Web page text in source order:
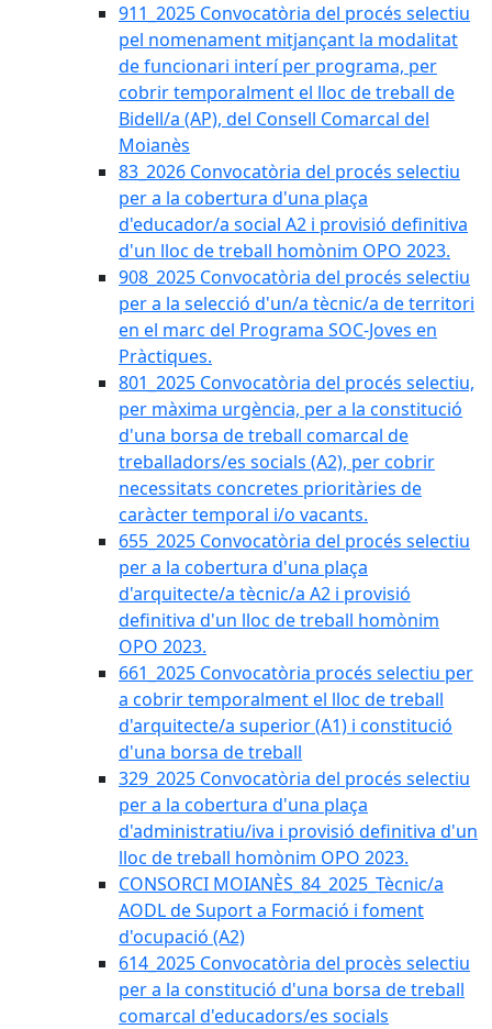
911_2025 Convocatòria del procés selectiu
pel nomenament mitjançant la modalitat
de funcionari interí per programa, per
cobrir temporalment el lloc de treball de
Bidell/a (AP), del Consell Comarcal del
Moianès
83_2026 Convocatòria del procés selectiu
per a la cobertura d'una plaça
d'educador/a social A2 i provisió definitiva
d'un lloc de treball homònim OPO 2023.
908_2025 Convocatòria del procés selectiu
per a la selecció d'un/a tècnic/a de territori
en el marc del Programa SOC-Joves en
Pràctiques.
801_2025 Convocatòria del procés selectiu,
per màxima urgència, per a la constitució
d'una borsa de treball comarcal de
treballadors/es socials (A2), per cobrir
necessitats concretes prioritàries de
caràcter temporal i/o vacants.
655_2025 Convocatòria del procés selectiu
per a la cobertura d'una plaça
d'arquitecte/a tècnic/a A2 i provisió
definitiva d'un lloc de treball homònim
OPO 2023.
661_2025 Convocatòria procés selectiu per
a cobrir temporalment el lloc de treball
d'arquitecte/a superior (A1) i constitució
d'una borsa de treball
329_2025 Convocatòria del procés selectiu
per a la cobertura d'una plaça
d'administratiu/iva i provisió definitiva d'un
lloc de treball homònim OPO 2023.
CONSORCI MOIANÈS_84_2025_Tècnic/a
AODL de Suport a Formació i foment
d'ocupació (A2)
614_2025 Convocatòria del procès selectiu
per a la constitució d'una borsa de treball
comarcal d'educadors/es socials